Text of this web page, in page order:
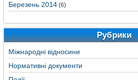
Березень 2014 (6)
Рубрики
Міжнародні відносини
Нормативні документи